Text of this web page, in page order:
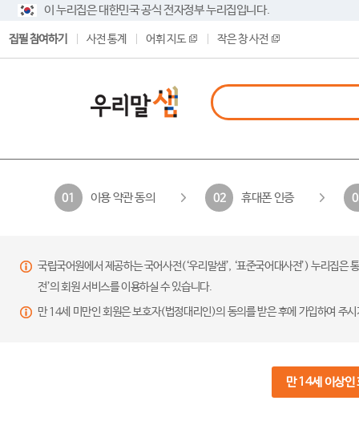
이 누리집은 대한민국 공식 전자정부 누리집입니다.
집필 참여하기 사전 통계 어휘 지도 작은 창 사전
01 이용 약관 동의 02 휴대폰 인증
국립국어원에서 제공하는 국어사전(‘우리말샘’, ‘표준국어대사전’) 누리집
전’의 회원 서비스를 이용하실 수 있습니다.
만 14세 미만인 회원은 보호자(법정대리인)의 동의를 받은 후에 가입하여 주
만 14세 이상인